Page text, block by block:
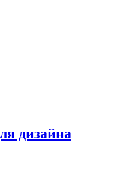
дизайна